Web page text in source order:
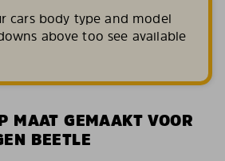
cars body type and model
above too see available
MAAT GEMAAKT VOOR
BEETLE